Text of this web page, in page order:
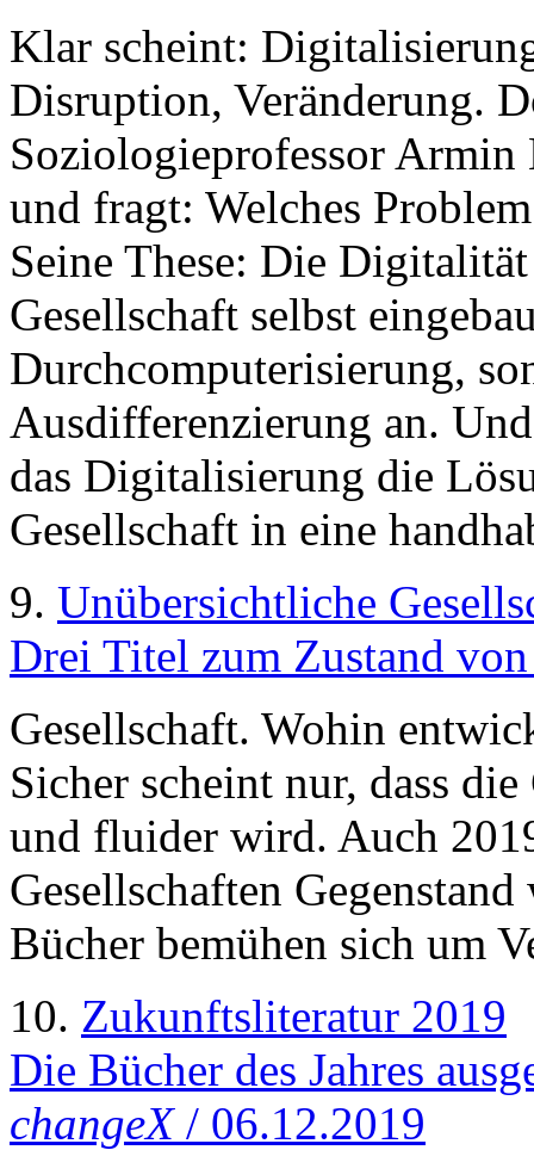
Klar scheint:
Disruption, Veränderung.
Soziologieprofessor Armin
und fragt: Welches
Seine These: Die
Gesellschaft selbst
Durchcomputerisierung,
Ausdifferenzierung an.
das Digitalisierung die
Gesellschaft in eine
9. Unübersichtliche
Drei Titel zum Zustand
Gesellschaft. Wohin
Sicher scheint nur, dass
und fluider wird. Auch
Gesellschaften
Bücher bemühen sich um
10. Zukunftsliteratur 2019
Die Bücher des Jahres
changeX/ 06.12.2019